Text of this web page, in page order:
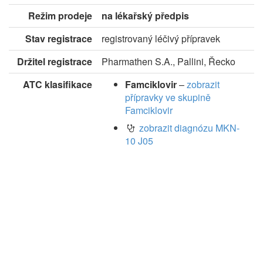
Režim prodeje
na lékařský předpis
Stav registrace
registrovaný léčivý přípravek
Držitel registrace
Pharmathen S.A., Pallini, Řecko
ATC klasifikace
Famciklovir–zobrazit
přípravky ve skupině
Famciklovir
zobrazit diagnózu MKN-
10 J05